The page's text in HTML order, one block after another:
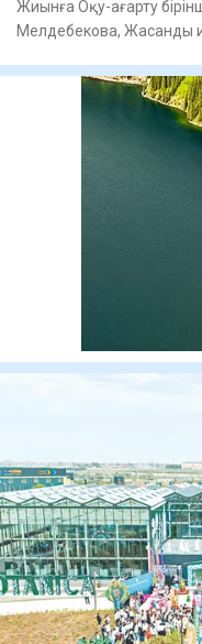
Жиынға Оқу-ағарту
Мелдебекова, Жасанды